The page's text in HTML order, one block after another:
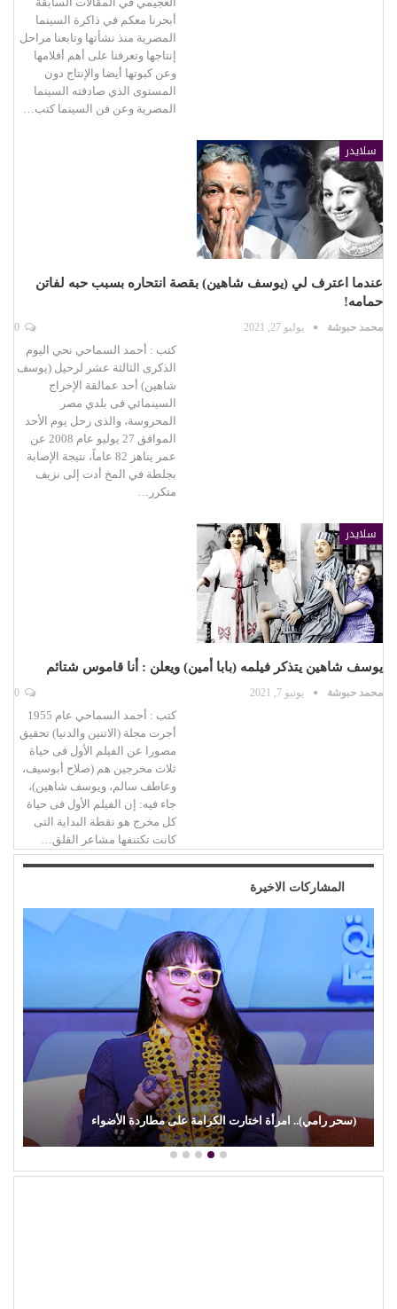
أبحرنا معكم في ذاكرة السينما
المصرية منذ نشأتها وتابعنا مراحل
إنتاجها وتعرفنا على أهم أفلامها
وعن كبوتها أيضا والإنتاج دون
المستوى الذي صادفته السينما
المصرية وعن فن السينما كتب…
سلايدر
عندما اعترف لي (يوسف شاهين) بقصة انتحاره بسبب حبه لفاتن
حمامه!
محمد حبوشة يوليو 27, 2021
كتب : أحمد السماحي نحي اليوم
الذكرى الثالثة عشر لرحيل (يوسف
شاهين) أحد عمالقة الإخراج
السينمائي فى بلدي مصر
المحروسة، والذى رحل يوم الأحد
الموافق 27 يوليو عام 2008 عن
عمر يناهز 82 عاماً، نتيجة الإصابة
بجلطة في المخ أدت إلى نزيف
متكرر…
سلايدر
يوسف شاهين يتذكر فيلمه (بابا أمين) ويعلن : أنا قاموس شتائم
محمد حبوشة يونيو 7, 2021
كتب : أحمد السماحي عام 1955
أجرت مجلة (الاتنين والدنيا) تحقيق
مصورا عن الفيلم الأول فى حياة
ثلاث مخرجين هم (صلاح أبوسيف،
وعاطف سالم، ويوسف شاهين)،
جاء فيه: إن الفيلم الأول فى حياة
كل مخرج هو نقطة البداية التى
كانت تكتنفها مشاعر القلق…
المشاركات الاخيرة
(سحر رامي).. امرأة اختارت الكرامة على مطاردة الأضواء